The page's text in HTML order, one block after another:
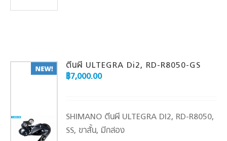
ตีนผี ULTEGRA Di2, RD-R8050-GS
฿7,000.00
SHIMANO ตีนผี ULTEGRA DI2, RD-R8050,
SS, ขาสั้น, มีกล่อง